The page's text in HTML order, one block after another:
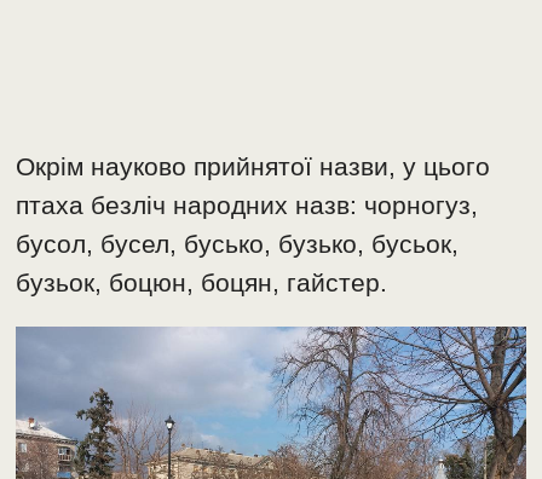
Окрім науково прийнятої назви, у цього
птаха безліч народних назв: чорногуз,
бусол, бусел, бусько, бузько, бусьок,
бузьок, боцюн, боцян, гайстер.